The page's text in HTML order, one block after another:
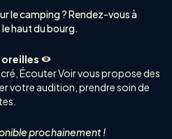
le camping ? Rendez-vous à
haut du bourg.
Écouter Voir vous propose des
votre audition, prendre soin de
prochainement !